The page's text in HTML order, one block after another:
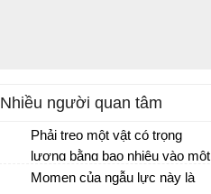
Nhiều người quan tâm
Phải treo một vật có trọng
lượng bằng bao nhiêu vào một
lò xo có độ cứng k = 100 N/m
Momen của ngẫu lực này là